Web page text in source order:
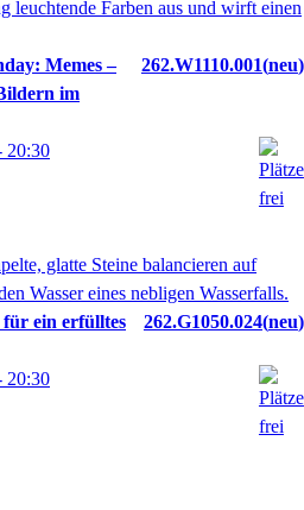
Memes –
im
262.W1110.001 neu
20:30
ein erfülltes
262.G1050.024 neu
20:30